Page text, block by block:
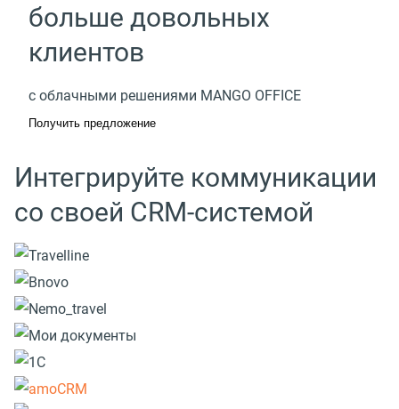
больше довольных
клиентов
с облачными решениями MANGO OFFICE
Получить предложение
Интегрируйте коммуникации
со своей CRM-системой